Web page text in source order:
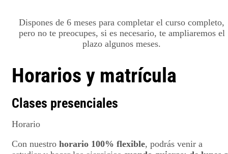
Dispones de 6 meses para completar el curso completo,
pero no te preocupes, si es necesario, te ampliaremos el
plazo algunos meses.
Horarios y matrícula
Clases presenciales
Horario
Con nuestro horario 100% flexible, podrás venir a